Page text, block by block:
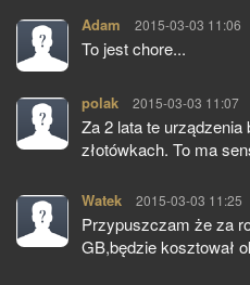
Adam pisze:
2015-03-03 11:06
To jest chore...
polak pisze:
2015-03-03 11:07
Za 2 lata te
złotówkach. To ma
Watek pisze:
2015-03-03 11:25
Przypuszczam że za
GB,będzie kosztował